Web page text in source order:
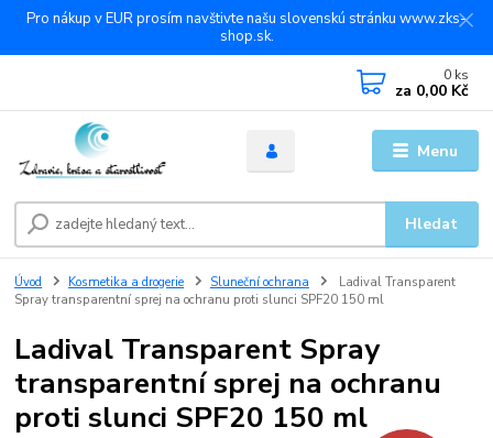
Pro nákup v EUR prosím navštivte našu slovenskú stránku www.zks-
shop.sk.
Menu
Hledat
0 ks
za 0,00 Kč
Úvod Kosmetika a drogerie Sluneční ochrana
Ladival Transparent
Spray transparentní sprej na ochranu proti slunci SPF20 150 ml
Ladival Transparent Spray
transparentní sprej na ochranu
proti slunci SPF20 150 ml